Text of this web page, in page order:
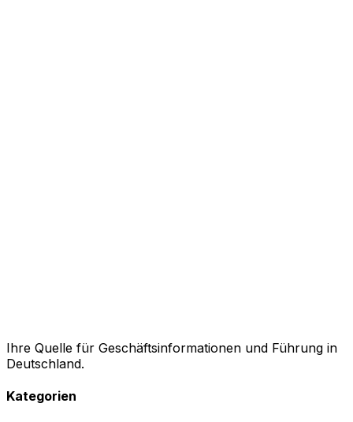
Ihre Quelle für Geschäftsinformationen und Führung in
Deutschland.
Kategorien